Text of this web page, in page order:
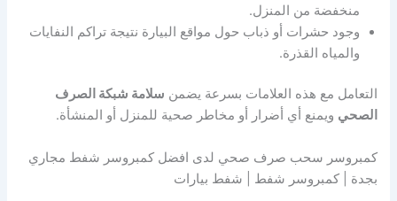
منخفضة من المنزل.
وجود حشرات أو ذباب حول مواقع البيارة نتيجة تراكم النفايات
والمياه القذرة.
التعامل مع هذه العلامات بسرعة يضمن سلامة شبكة الصرف
الصحي ويمنع أي أضرار أو مخاطر صحية للمنزل أو المنشأة.
كمبروسر سحب صرف صحي لدى افضل كمبروسر شفط مجاري
بجدة | كمبروسر شفط | شفط بيارات